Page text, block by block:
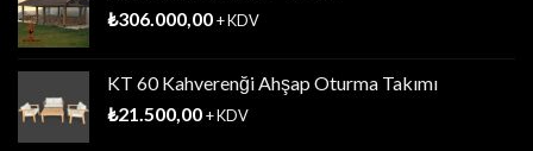
₺306.000,00+ KDV
KT 60 Kahverenği Ahşap Oturma Takımı
₺21.500,00+ KDV